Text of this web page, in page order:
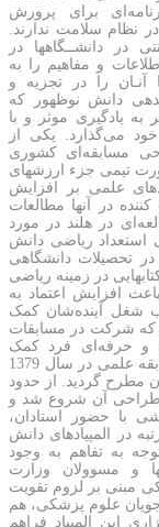
برای پرورش
سلامت ندارند.
دانشــگاهها در
و مفاهیم را به
را در تجزیه و
دانش نو‌ظهور که
یادگیری موثر و با
می‌گذارد. یکی از
مسابقه‌ای کشوری
تیمی جزء ارزشهای
علمی بر افزایش
در آنها مطالعات
در هلند در مورد
استعداد ریاضی دانش
تحصیلات دانشگاهی
در زمینه ریاضی
افزایش اعتماد به
شغل آینده‌شان کمک
شرکت در مسابقات
حرفه‌ای فرد کمک
کند.ایده اولیه برگزاری این مسابقه علمی در سال 1379
گردید. از حدود
طراحی آن شروع شد و
با حضور استادان،
در المپیادهای دانش
به تفاهم به وجود
و مسوولان وزارت
بر لزوم تقویت
علوم پزشکی، هم
این المپیاد فراهم